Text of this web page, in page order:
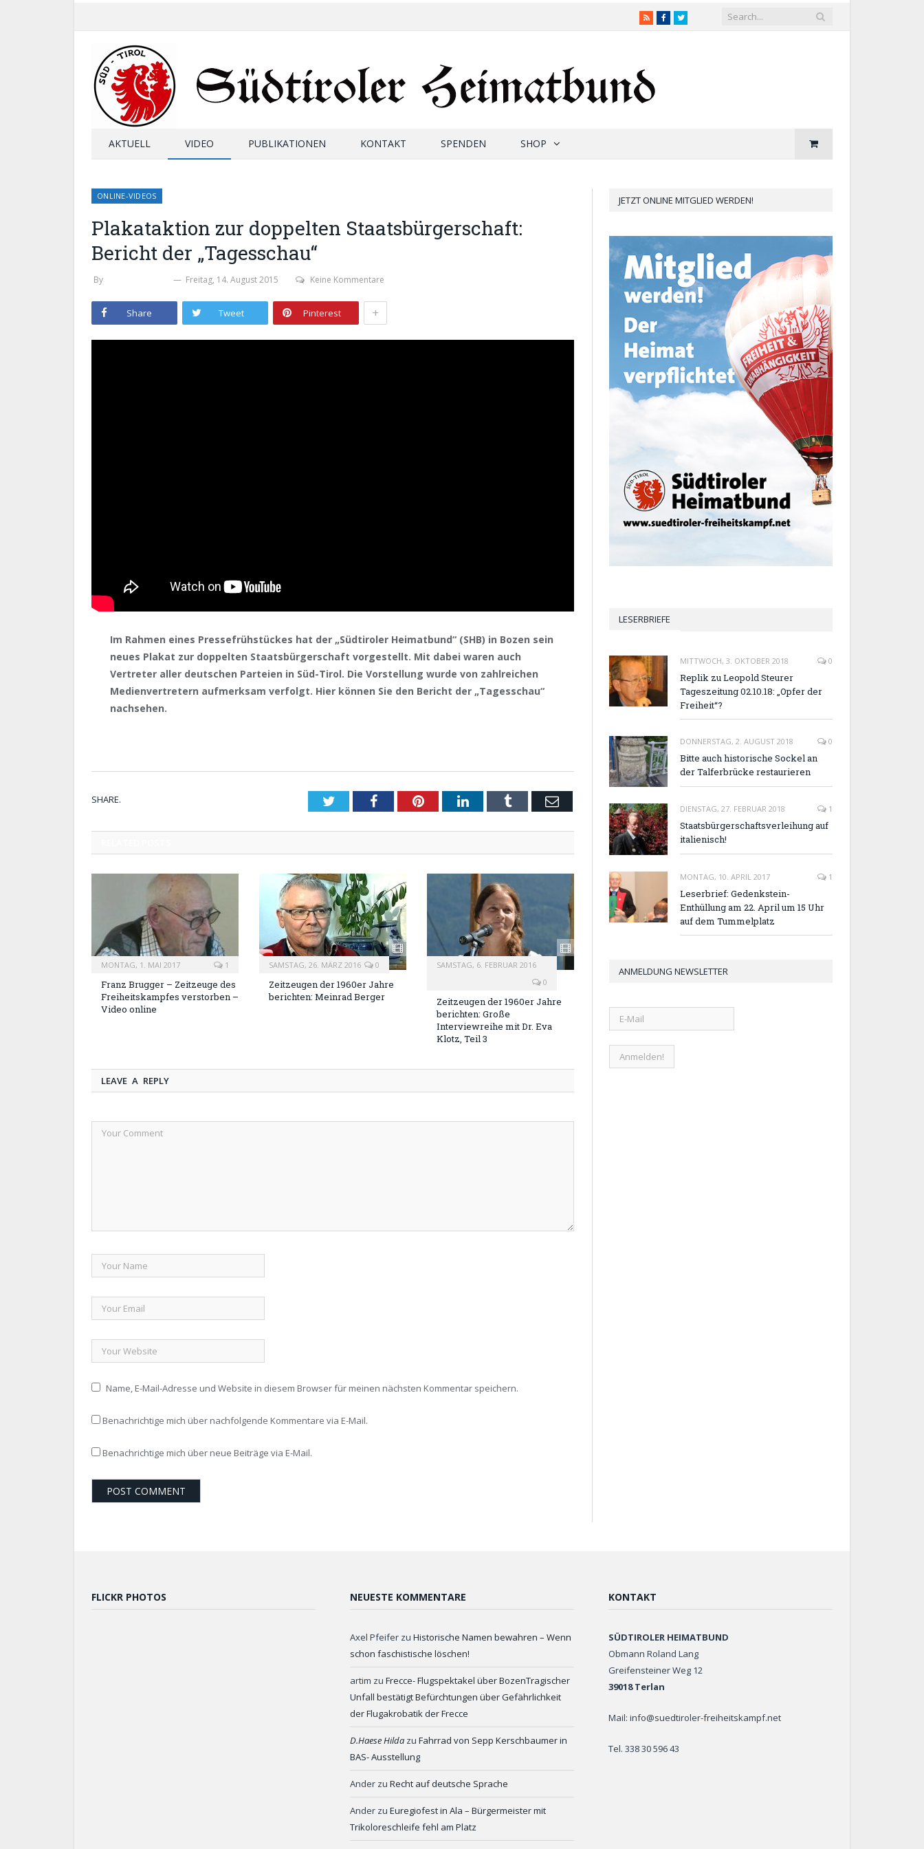
RSSFacebookTwitter
AKTUELL VIDEO PUBLIKATIONEN KONTAKT SPENDEN SHOP
ONLINE-VIDEOS
Plakataktion zur doppelten Staatsbürgerschaft:
Bericht der „Tagesschau“
By Freitag, 14. August 2015 Keine Kommentare
Share Tweet Pinterest +
Im Rahmen eines Pressefrühstückes hat der „Südtiroler Heimatbund“ (SHB) in Bozen sein
neues Plakat zur doppelten Staatsbürgerschaft vorgestellt. Mit dabei waren auch
Vertreter aller deutschen Parteien in Süd-Tirol. Die Vorstellung wurde von zahlreichen
Medienvertretern aufmerksam verfolgt. Hier können Sie den Bericht der „Tagesschau“
nachsehen.
SHARE. TwitterFacebookPinterestLinkedInTumblr Email
MONTAG, 1. MAI 2017 1
Franz Brugger – Zeitzeuge des
Freiheitskampfes verstorben –
Video online
SAMSTAG, 26. MÄRZ 2016 0
Zeitzeugen der 1960er Jahre
berichten: Meinrad Berger
SAMSTAG, 6. FEBRUAR 2016
0
Zeitzeugen der 1960er Jahre
berichten: Große
Interviewreihe mit Dr. Eva
Klotz, Teil 3
LEAVE A REPLY
Name, E-Mail-Adresse und Website in diesem Browser für meinen nächsten Kommentar speichern.
Benachrichtige mich über nachfolgende Kommentare via E-Mail.
Benachrichtige mich über neue Beiträge via E-Mail.
JETZT ONLINE MITGLIED WERDEN!
LESERBRIEFE
MITTWOCH, 3. OKTOBER 2018 0
Replik zu Leopold Steurer
Tageszeitung 02.10.18: „Opfer der
Freiheit“?
DONNERSTAG, 2. AUGUST 2018 0
Bitte auch historische Sockel an
der Talferbrücke restaurieren
DIENSTAG, 27. FEBRUAR 2018 1
Staatsbürgerschaftsverleihung auf
italienisch!
MONTAG, 10. APRIL 2017 1
Leserbrief: Gedenkstein-
Enthüllung am 22. April um 15 Uhr
auf dem Tummelplatz
ANMELDUNG NEWSLETTER
FLICKR PHOTOS NEUESTE KOMMENTARE
Axel Pfeifer zu Historische Namen bewahren – Wenn
schon faschistische löschen!
artim zu Frecce- Flugspektakel über BozenTragischer
Unfall bestätigt Befürchtungen über Gefährlichkeit
der Flugakrobatik der Frecce
D.Haese Hilda zu Fahrrad von Sepp Kerschbaumer in
BAS- Ausstellung
Ander zu Recht auf deutsche Sprache
Ander zu Euregiofest in Ala – Bürgermeister mit
Trikoloreschleife fehl am Platz
KONTAKT
SÜDTIROLER HEIMATBUND
Obmann Roland Lang
Greifensteiner Weg 12
39018 Terlan
Mail: info@suedtiroler-freiheitskampf.net
Tel. 338 30 596 43